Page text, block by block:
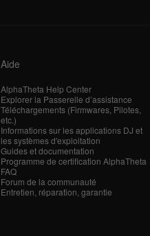
Aide
AlphaTheta Help Center
Explorer la Passerelle d’assistance
Téléchargements (Firmwares, Pilotes,
etc.)
Informations sur les applications DJ et
les systèmes d'exploitation
Guides et documentation
Programme de certification AlphaTheta
FAQ
Forum de la communauté
Entretien, réparation, garantie